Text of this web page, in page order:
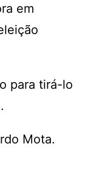
em
para tirá-lo
Mota.